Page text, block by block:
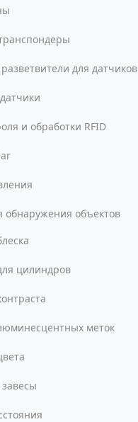
для датчиков
и обработки RFID
обнаружения объектов
цилиндров
меток